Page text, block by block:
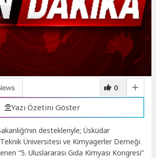
0
Yazı Özetini Göster
destekleriyle; Üsküdar
Teknik Üniversitesi ve Kimyagerler Derneği
“5. Uluslararası Gıda Kimyası Kongresi”